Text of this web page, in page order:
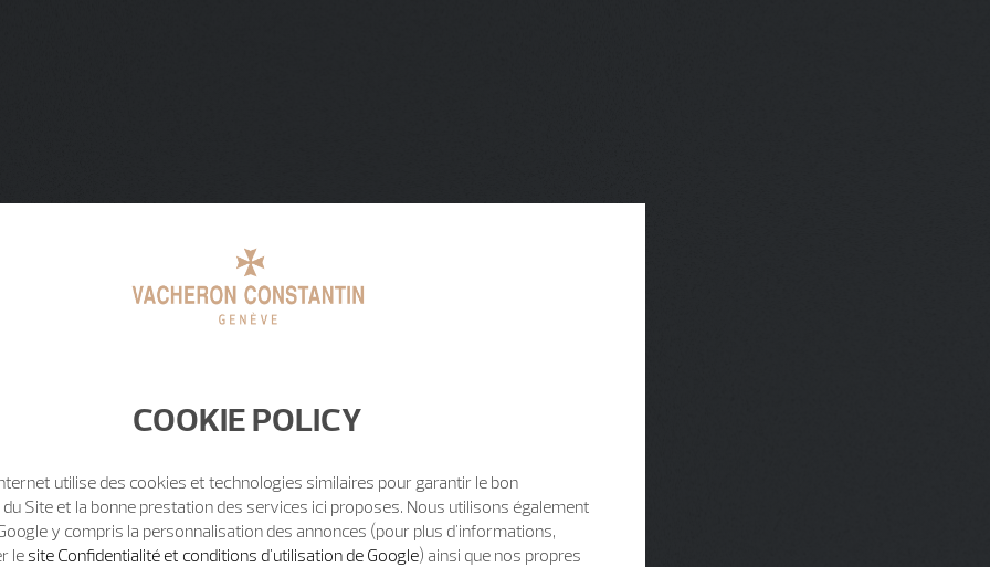
COOKIE POLICY
utilise des cookies et technologies similaires pour garantir le bon
Site et la bonne prestation des services ici proposes. Nous utilisons également
y compris la personnalisation des annonces (pour plus d'informations,
le site Confidentialité et conditions d'utilisation de Google) ainsi que nos propres